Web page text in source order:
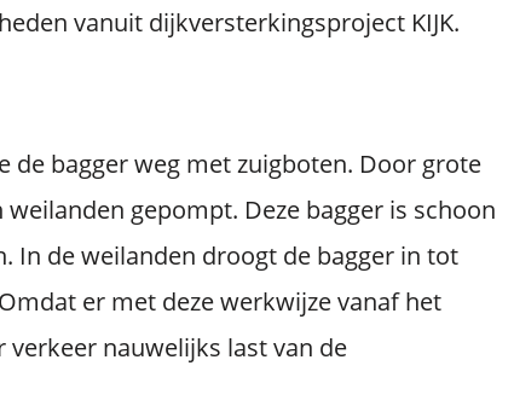
vanuit dijkversterkingsproject KIJK.
de bagger weg met zuigboten. Door grote
gepompt. Deze bagger is schoon
In de weilanden droogt de bagger in tot
er met deze werkwijze vanaf het
nauwelijks last van de